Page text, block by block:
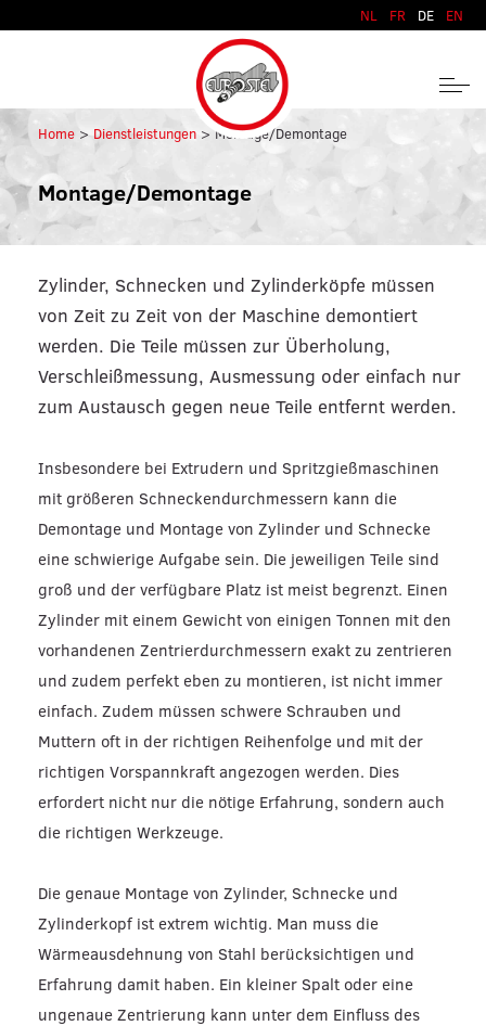
NL FR DE EN
Home Dienstleistungen Montage/Demontage
Montage/Demontage
Zylinder, Schnecken und Zylinderköpfe müssen
von Zeit zu Zeit von der Maschine demontiert
werden. Die Teile müssen zur Überholung,
Verschleißmessung, Ausmessung oder einfach nur
zum Austausch gegen neue Teile entfernt werden.
Insbesondere bei Extrudern und Spritzgießmaschinen
mit größeren Schneckendurchmessern kann die
Demontage und Montage von Zylinder und Schnecke
eine schwierige Aufgabe sein. Die jeweiligen Teile sind
groß und der verfügbare Platz ist meist begrenzt. Einen
Zylinder mit einem Gewicht von einigen Tonnen mit den
vorhandenen Zentrierdurchmessern exakt zu zentrieren
und zudem perfekt eben zu montieren, ist nicht immer
einfach. Zudem müssen schwere Schrauben und
Muttern oft in der richtigen Reihenfolge und mit der
richtigen Vorspannkraft angezogen werden. Dies
erfordert nicht nur die nötige Erfahrung, sondern auch
die richtigen Werkzeuge.
Die genaue Montage von Zylinder, Schnecke und
Zylinderkopf ist extrem wichtig. Man muss die
Wärmeausdehnung von Stahl berücksichtigen und
Erfahrung damit haben. Ein kleiner Spalt oder eine
ungenaue Zentrierung kann unter dem Einfluss des